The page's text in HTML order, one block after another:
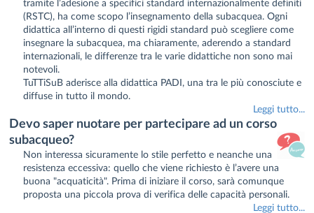
tramite l’adesione a specifici standard internazionalmente definiti
(RSTC), ha come scopo l’insegnamento della subacquea. Ogni
didattica all’interno di questi rigidi standard può scegliere come
insegnare la subacquea, ma chiaramente, aderendo a standard
internazionali, le differenze tra le varie didattiche non sono mai
notevoli.
TuTTiSuB aderisce alla didattica PADI, una tra le più conosciute e
diffuse in tutto il mondo.
Leggi tutto...
Devo saper nuotare per partecipare ad un corso
subacqueo?
Non interessa sicuramente lo stile perfetto e neanche una
resistenza eccessiva: quello che viene richiesto è l’avere una
buona "acquaticità". Prima di iniziare il corso, sarà comunque
proposta una piccola prova di verifica delle capacità personali.
Leggi tutto...